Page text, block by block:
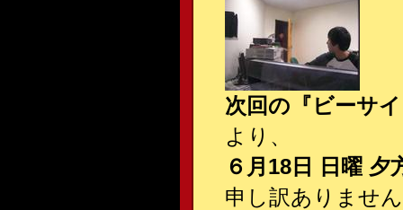
次回の『ビーサ
より、
６月18日 日曜
申し訳ありませ